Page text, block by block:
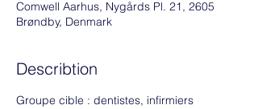
Comwell Aarhus, Nygårds Pl. 21, 2605
Brøndby, Denmark
Describtion
Groupe cible : dentistes, infirmiers